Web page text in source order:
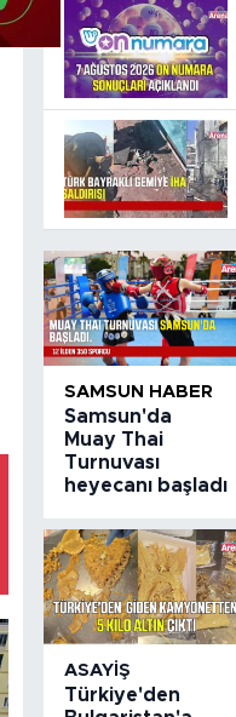
SAMSUN HABER
Samsun'da
Muay Thai
Turnuvası
heyecanı başladı
ASAYIŞ
Türkiye'den